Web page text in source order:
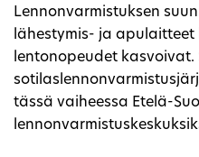
Lennonvarmistuksen
lähestymis- ja
lentonopeudet kasvoivat.
tässä vaiheessa Etelä-